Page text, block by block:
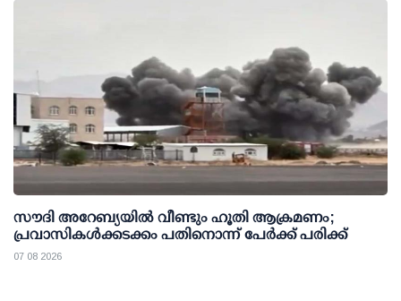
സൗദി അറേബ്യയില്‍ വീണ്ടും ഹൂതി ആക്രമണം;
പ്രവാസികള്‍ക്കടക്കം പതിനൊന്ന് പേര്‍ക്ക് പരിക്ക്
07 08 2026